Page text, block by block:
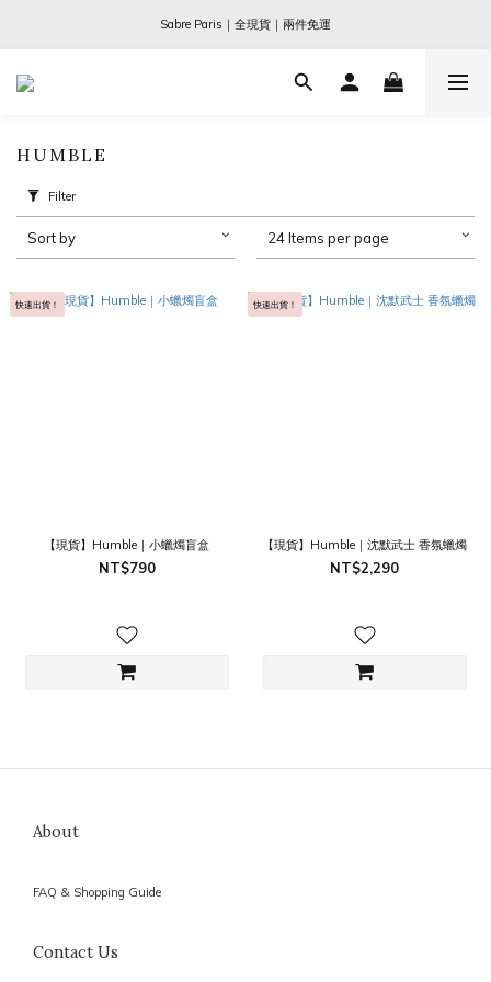
Ogata x 坂本龍一 ｜大師珍藏系列
Sabre Paris｜全現貨｜兩件免運
Ogata x 坂本龍一 ｜大師珍藏系列
HUMBLE
Filter
Sort by 24 Items per page
快速出貨！
【現貨】Humble｜小蠟燭盲盒
NT$790
快速出貨！
【現貨】Humble｜沈默武士 香氛蠟燭
NT$2,290
About
FAQ & Shopping Guide
Contact Us